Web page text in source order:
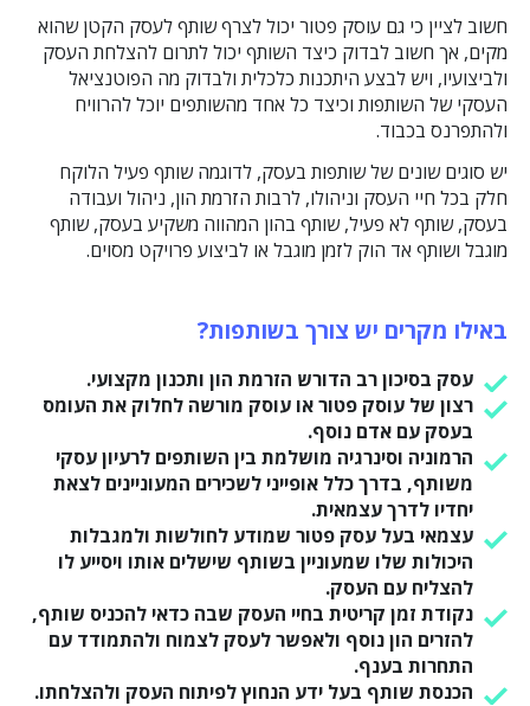
חשוב לציין כי גם עוסק פטור יכול לצרף שותף לעסק הקטן שהוא
מקים, אך חשוב לבדוק כיצד השותף יכול לתרום להצלחת העסק
ולביצועיו, ויש לבצע היתכנות כלכלית ולבדוק מה הפוטנציאל
העסקי של השותפות וכיצד כל אחד מהשותפים יוכל להרוויח
ולהתפרנס בכבוד.
יש סוגים שונים של שותפות בעסק, לדוגמה שותף פעיל הלוקח
חלק בכל חיי העסק וניהולו, לרבות הזרמת הון, ניהול ועבודה
בעסק, שותף לא פעיל, שותף בהון המהווה משקיע בעסק, שותף
מוגבל ושותף אד הוק לזמן מוגבל או לביצוע פרויקט מסוים.
באילו מקרים יש צורך בשותפות?
עסק בסיכון רב הדורש הזרמת הון ותכנון מקצועי.
רצון של עוסק פטור או עוסק מורשה לחלוק את העומס
בעסק עם אדם נוסף.
הרמוניה וסינרגיה מושלמת בין השותפים לרעיון עסקי
משותף, בדרך כלל אופייני לשכירים המעוניינים לצאת
יחדיו לדרך עצמאית.
עצמאי בעל עסק פטור שמודע לחולשות ולמגבלות
היכולות שלו שמעוניין בשותף שישלים אותו ויסייע לו
להצליח עם העסק.
נקודת זמן קריטית בחיי העסק שבה כדאי להכניס שותף,
להזרים הון נוסף ולאפשר לעסק לצמוח ולהתמודד עם
התחרות בענף.
הכנסת שותף בעל ידע הנחוץ לפיתוח העסק ולהצלחתו.